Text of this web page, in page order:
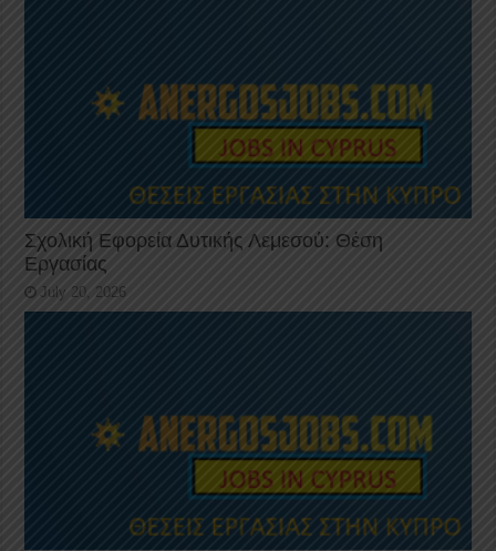
Σχολική Εφορεία Δυτικής Λεμεσού: Θέση
Εργασίας
July 20, 2026